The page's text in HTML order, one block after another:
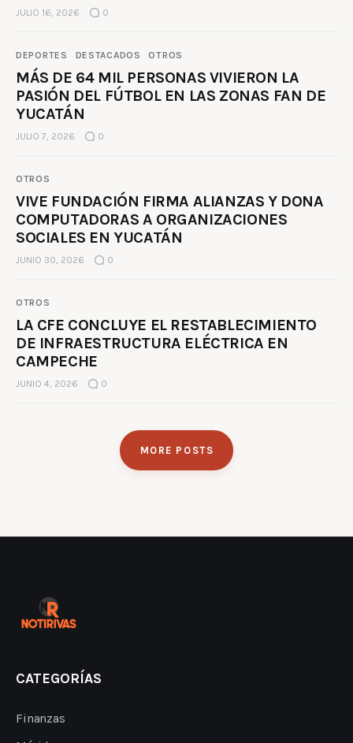
JULIO 16, 2026 0
DEPORTES DESTACADOS OTROS
MÁS DE 64 MIL PERSONAS VIVIERON LA
PASIÓN DEL FÚTBOL EN LAS ZONAS FAN DE
YUCATÁN
JULIO 7, 2026 0
OTROS
VIVE FUNDACIÓN FIRMA ALIANZAS Y DONA
COMPUTADORAS A ORGANIZACIONES
SOCIALES EN YUCATÁN
JUNIO 30, 2026 0
OTROS
LA CFE CONCLUYE EL RESTABLECIMIENTO
DE INFRAESTRUCTURA ELÉCTRICA EN
CAMPECHE
JUNIO 4, 2026 0
MORE POSTS
CATEGORÍAS
Finanzas